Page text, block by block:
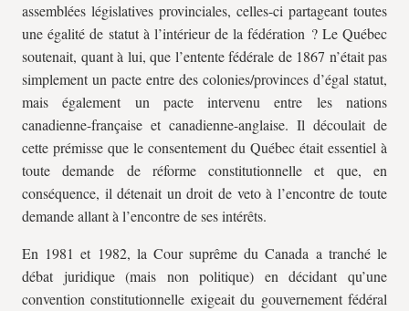
assemblées législatives provinciales, celles-ci partageant toutes
une égalité de statut à l’intérieur de la fédération ? Le Québec
soutenait, quant à lui, que l’entente fédérale de 1867 n’était pas
simplement un pacte entre des colonies/provinces d’égal statut,
mais également un pacte intervenu entre les nations
canadienne-française et canadienne-anglaise. Il découlait de
cette prémisse que le consentement du Québec était essentiel à
toute demande de réforme constitutionnelle et que, en
conséquence, il détenait un droit de veto à l’encontre de toute
demande allant à l’encontre de ses intérêts.
En 1981 et 1982, la Cour suprême du Canada a tranché le
débat juridique (mais non politique) en décidant qu’une
convention constitutionnelle exigeait du gouvernement fédéral